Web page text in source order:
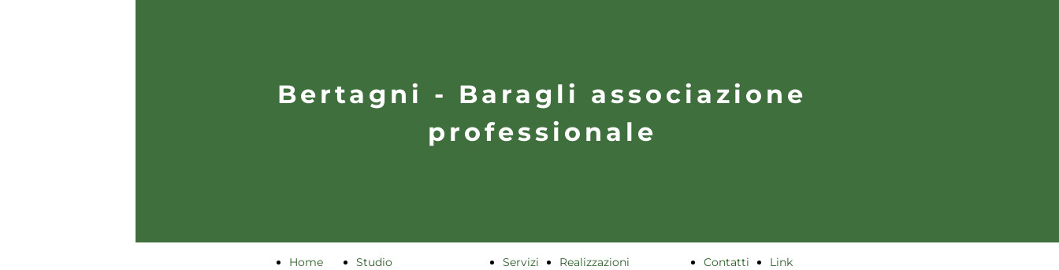
Bertagni - Baragli associazione
professionale
Home Studio Servizi Realizzazioni Contatti Link